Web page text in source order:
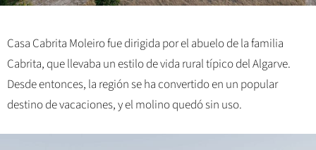
Casa Cabrita Moleiro fue dirigida por el abuelo de la familia
Cabrita, que llevaba un estilo de vida rural típico del Algarve.
Desde entonces, la región se ha convertido en un popular
destino de vacaciones, y el molino quedó sin uso.